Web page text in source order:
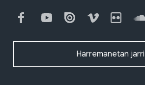
FacebookYoutube Issuu Vimeo Flickr
Harremanetan jarri